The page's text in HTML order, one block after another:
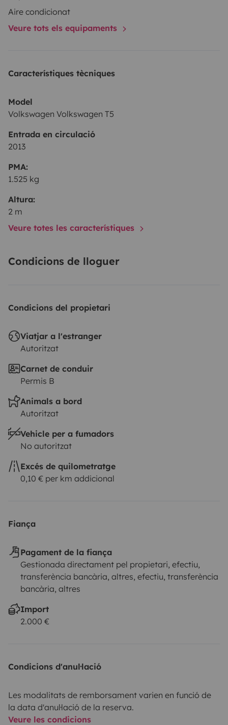
Aire condicionat
Veure tots els equipaments
Característiques tècniques
Model
Volkswagen Volkswagen T5
Entrada en circulació
2013
PMA:
1.525 kg
Altura:
2 m
Veure totes les característiques
Condicions de lloguer
Condicions del propietari
Viatjar a l'estranger
Autoritzat
Carnet de conduir
Permis B
Animals a bord
Autoritzat
Vehicle per a fumadors
No autoritzat
Excés de quilometratge
0,10 € per km addicional
Fiança
Pagament de la fiança
Gestionada directament pel propietari, efectiu,
transferència bancària, altres, efectiu, transferència
bancària, altres
Import
2.000 €
Condicions d'anul·lació
Les modalitats de remborsament varien en funció de
la data d'anul·lació de la reserva.
Veure les condicions